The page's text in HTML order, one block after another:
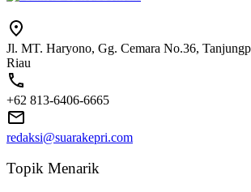
Jl. MT. Haryono, Gg. Cemara No.36,
Riau
+62 813-6406-6665
redaksi@suarakepri.com
Topik Menarik